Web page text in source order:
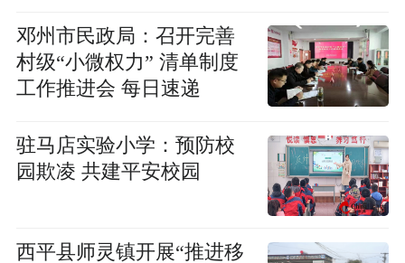
邓州市民政局：召开完善
村级“小微权力” 清单制度
工作推进会 每日速递
驻马店实验小学：预防校
园欺凌 共建平安校园
西平县师灵镇开展“推进移